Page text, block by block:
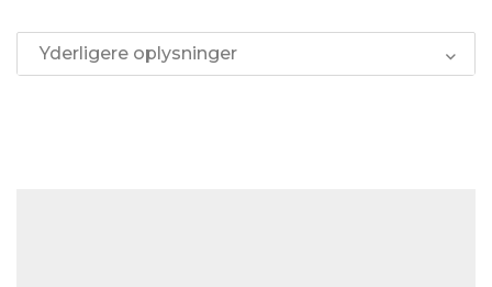
Yderligere oplysninger